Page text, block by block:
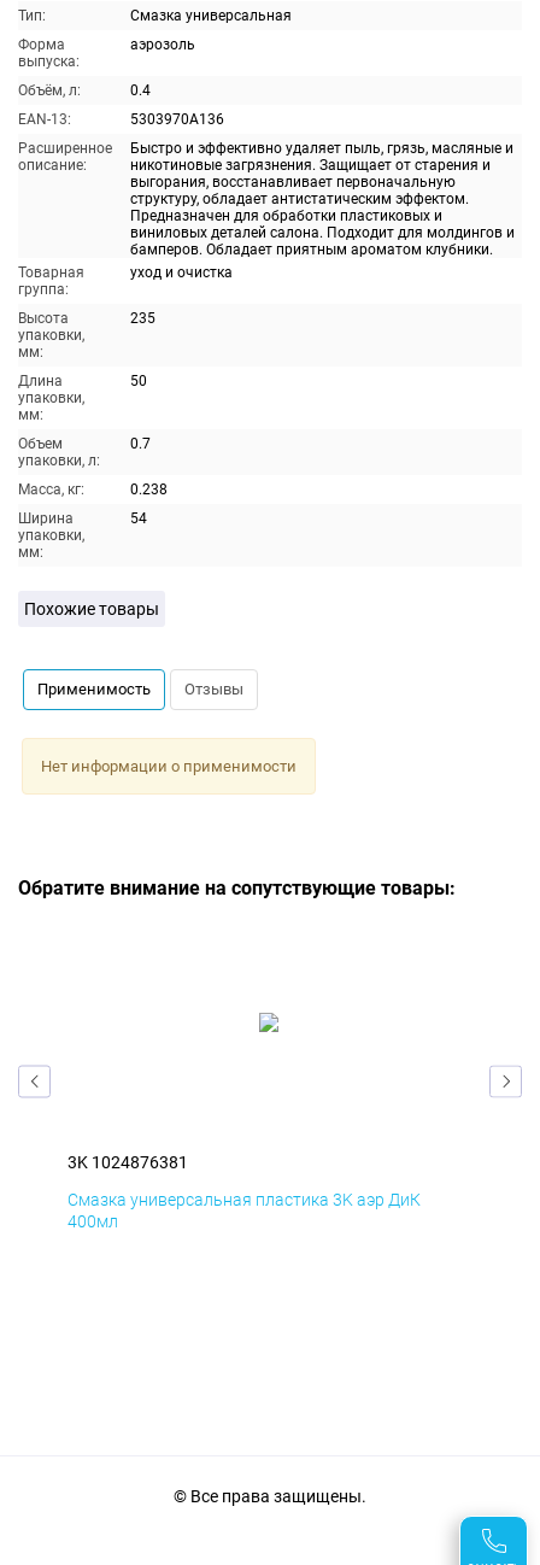
Тип:
Смазка универсальная
Форма
выпуска:
аэрозоль
Объём, л:
0.4
EAN-13:
5303970A136
Расширенное
описание:
Быстро и эффективно удаляет пыль, грязь, масляные и
никотиновые загрязнения. Защищает от старения и
выгорания, восстанавливает первоначальную
структуру, обладает антистатическим эффектом.
Предназначен для обработки пластиковых и
виниловых деталей салона. Подходит для молдингов и
бамперов. Обладает приятным ароматом клубники.
Товарная
группа:
уход и очистка
Высота
упаковки,
мм:
235
Длина
упаковки,
мм:
50
Объем
упаковки, л:
0.7
Масса, кг:
0.238
Ширина
упаковки,
мм:
54
Похожие товары
Применимость Отзывы
Нет информации о применимости
Обратите внимание на сопутствующие товары:
3K 1024876381
Смазка универсальная пластика 3K аэр ДиК
400мл
© Все права защищены.